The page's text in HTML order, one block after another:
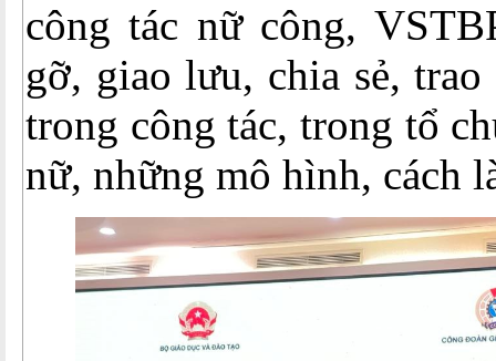
công tác nữ công,
gỡ, giao lưu, chia sẻ,
trong công tác, trong tổ
nữ, những mô hình, cách